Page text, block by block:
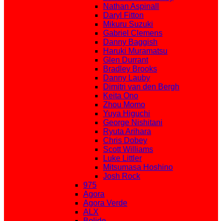
Nathan Aspinall
Daryl Fitton
Mikuru Suzuki
Gabriel Clemens
Danny Baggish
Haruki Muramatsu
Glen Durrant
Bradley Brooks
Danny Lauby
Dimitri van den Bergh
Keita Ono
Zhou Momo
Yuya Higuchi
George Nishitani
Ryuta Arihara
Chris Dobey
Scott Williams
Luke Littler
Mitsumasa Hoshino
Josh Rock
975
Agora
Agora Verde
ALX